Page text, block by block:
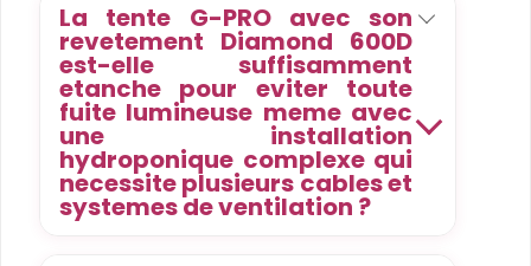
La tente G-PRO avec son
revetement Diamond 600D
est-elle suffisamment
etanche pour eviter toute
fuite lumineuse meme avec
une installation
hydroponique complexe qui
necessite plusieurs cables et
systemes de ventilation ?